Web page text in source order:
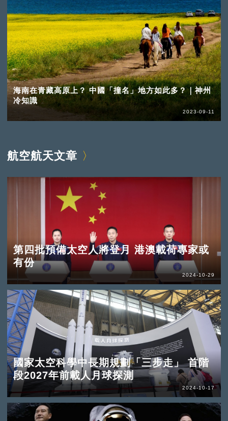
海南在青藏高原上？ 中國「撞名」地方如此多？｜神州
冷知識
2023-09-11
航空航天文章
第四批預備太空人將登月 港澳載荷專家或
有份
2024-10-29
國家太空科學中長期規劃「三步走」 首階
段2027年前載人月球探測
2024-10-17